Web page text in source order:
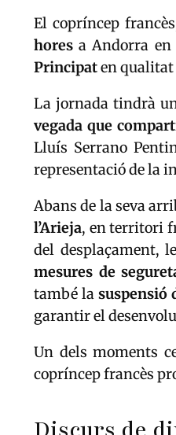
El copríncep
hores a Andorra
Principaten qualitat
La jornada tindrà
vegada que
Lluís Serrano
representació de la
Abans de la seva
l’Arieja, en territori
del desplaçament,
mesures de
també la suspensió
garantir el
Un dels moments
copríncep francès